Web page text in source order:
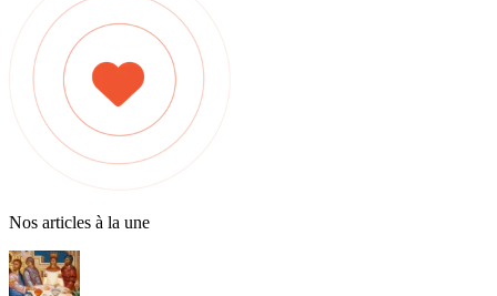
Nos articles à la une